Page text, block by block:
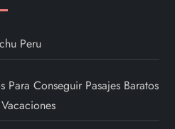
Peru
Para Conseguir Pasajes Baratos